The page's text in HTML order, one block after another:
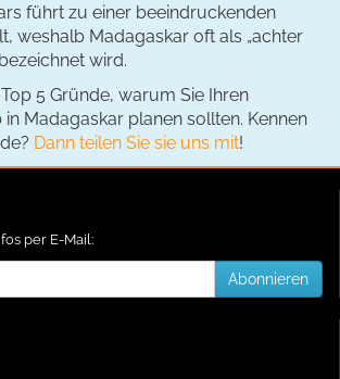
führt zu einer beeindruckenden
weshalb Madagaskar oft als „achter
wird.
5 Gründe, warum Sie Ihren
Madagaskar planen sollten. Kennen
Dann teilen Sie sie uns mit!
per E-Mail:
Abonnieren